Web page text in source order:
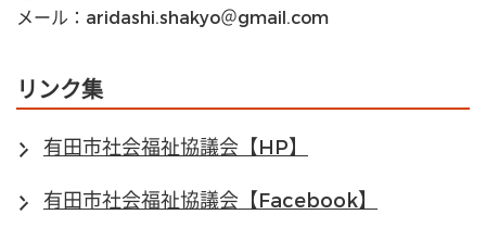
メール：aridashi.shakyo＠gmail.com
リンク集
有田市社会福祉協議会【HP】
有田市社会福祉協議会【Facebook】